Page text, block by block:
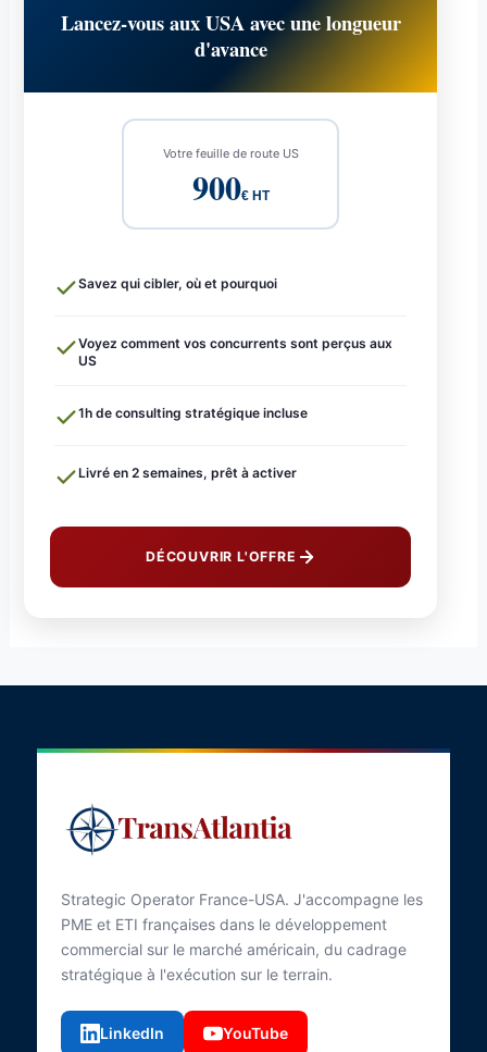
Lancez-vous aux USA avec une longueur
d'avance
Votre feuille de route US
900€ HT
Savez qui cibler, où et pourquoi
Voyez comment vos concurrents sont perçus aux
US
1h de consulting stratégique incluse
Livré en 2 semaines, prêt à activer
DÉCOUVRIR L'OFFRE
Strategic Operator France-USA. J'accompagne les
PME et ETI françaises dans le développement
commercial sur le marché américain, du cadrage
stratégique à l'exécution sur le terrain.
LinkedIn YouTube